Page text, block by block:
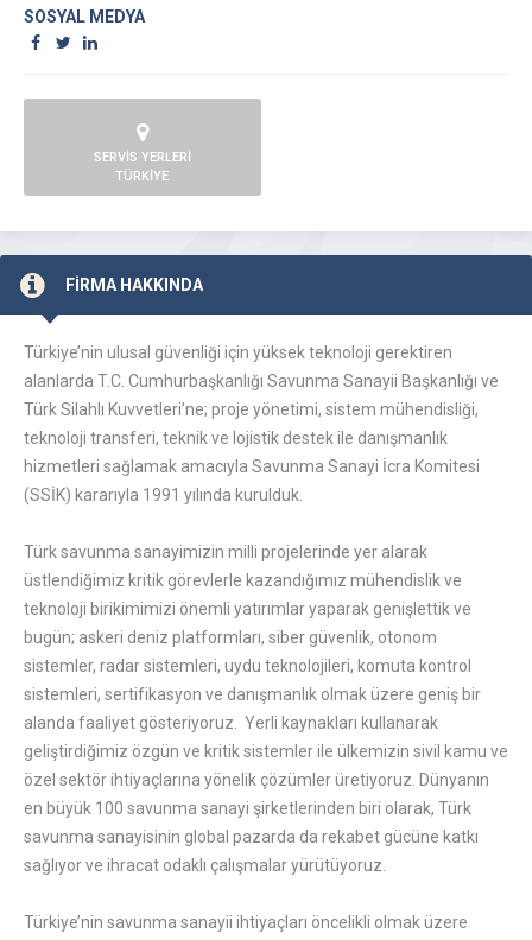
SOSYAL MEDYA
SERVİS YERLERİ
TÜRKİYE
FİRMA HAKKINDA
Türkiye’nin ulusal güvenliği için yüksek teknoloji gerektiren
alanlarda T.C. Cumhurbaşkanlığı Savunma Sanayii Başkanlığı ve
Türk Silahlı Kuvvetleri’ne; proje yönetimi, sistem mühendisliği,
teknoloji transferi, teknik ve lojistik destek ile danışmanlık
hizmetleri sağlamak amacıyla Savunma Sanayi İcra Komitesi
(SSİK) kararıyla 1991 yılında kurulduk.
Türk savunma sanayimizin milli projelerinde yer alarak
üstlendiğimiz kritik görevlerle kazandığımız mühendislik ve
teknoloji birikimimizi önemli yatırımlar yaparak genişlettik ve
bugün; askeri deniz platformları, siber güvenlik, otonom
sistemler, radar sistemleri, uydu teknolojileri, komuta kontrol
sistemleri, sertifikasyon ve danışmanlık olmak üzere geniş bir
alanda faaliyet gösteriyoruz. Yerli kaynakları kullanarak
geliştirdiğimiz özgün ve kritik sistemler ile ülkemizin sivil kamu ve
özel sektör ihtiyaçlarına yönelik çözümler üretiyoruz. Dünyanın
en büyük 100 savunma sanayi şirketlerinden biri olarak, Türk
savunma sanayisinin global pazarda da rekabet gücüne katkı
sağlıyor ve ihracat odaklı çalışmalar yürütüyoruz.
Türkiye’nin savunma sanayii ihtiyaçları öncelikli olmak üzere